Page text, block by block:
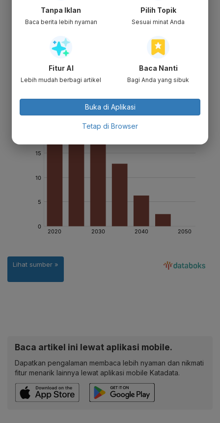
Baca artikel ini lewat aplikasi mobile.
Dapatkan pengalaman membaca lebih nyaman dan nikmati
fitur menarik lainnya lewat aplikasi mobile Katadata.
Tanpa Iklan
Baca berita lebih nyaman
Pilih Topik
Sesuai minat Anda
Fitur AI
Lebih mudah berbagi artikel
Baca Nanti
Bagi Anda yang sibuk
Buka di Aplikasi
Tetap di Browser